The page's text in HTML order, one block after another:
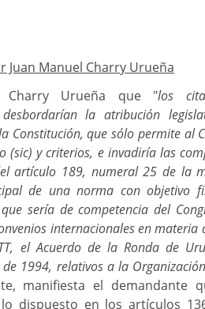
Manuel Charry Urueña
Charry Urueña que "los
desbordarían la atribución
Constitución, que sólo permite al
(sic) y criterios, e invadiría las
artículo 189, numeral 25 de la
de una norma con objetivo
sería de competencia del
internacionales en materia
el Acuerdo de la Ronda de
1994, relativos a la
manifiesta el demandante
dispuesto en los artículos